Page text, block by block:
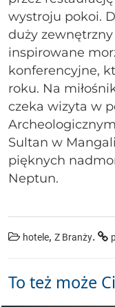
wystroju pokoi.
duży
inspirowane
konferencyjne,
roku. Na
czeka wizyta w
Sultan w
pięknych
Neptun.
hotele, Z Branży.
To też może